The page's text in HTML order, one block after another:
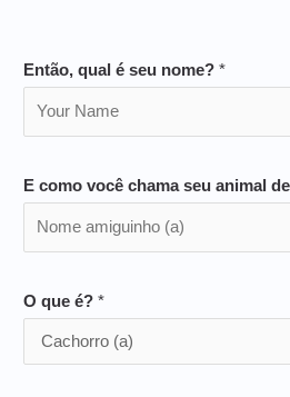
Então, qual é seu nome? *
E como você chama seu animal
O que é? *